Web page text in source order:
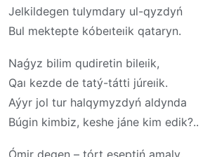
Jelkildegen tulymdary ul-qyzdyń
Bul mektepte kóbeıteıik qataryn.
Naǵyz bilim qudiretin bileıik,
Qaı kezde de tatý-tátti júreıik.
Aýyr jol tur halqymyzdyń aldynda
Búgin kimbiz, keshe jáne kim edik?..